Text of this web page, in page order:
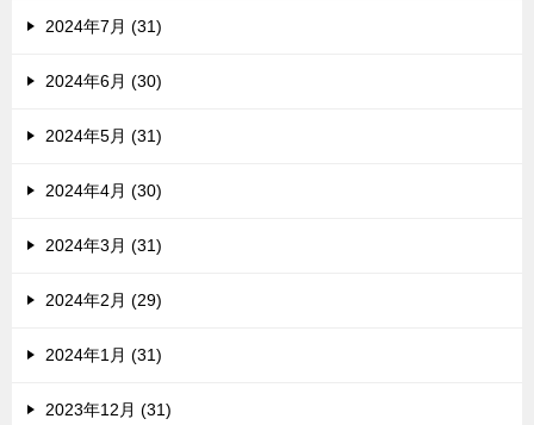
2024年7月 (31)
2024年6月 (30)
2024年5月 (31)
2024年4月 (30)
2024年3月 (31)
2024年2月 (29)
2024年1月 (31)
2023年12月 (31)